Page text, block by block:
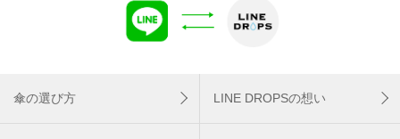
傘の選び方 LINE DROPSの想い